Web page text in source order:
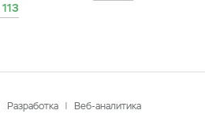
113
Разработка | Веб-аналитика